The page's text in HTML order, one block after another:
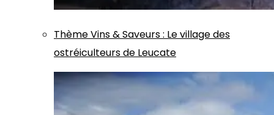
ThèmeVins & Saveurs: Le village des
ostréiculteurs de Leucate